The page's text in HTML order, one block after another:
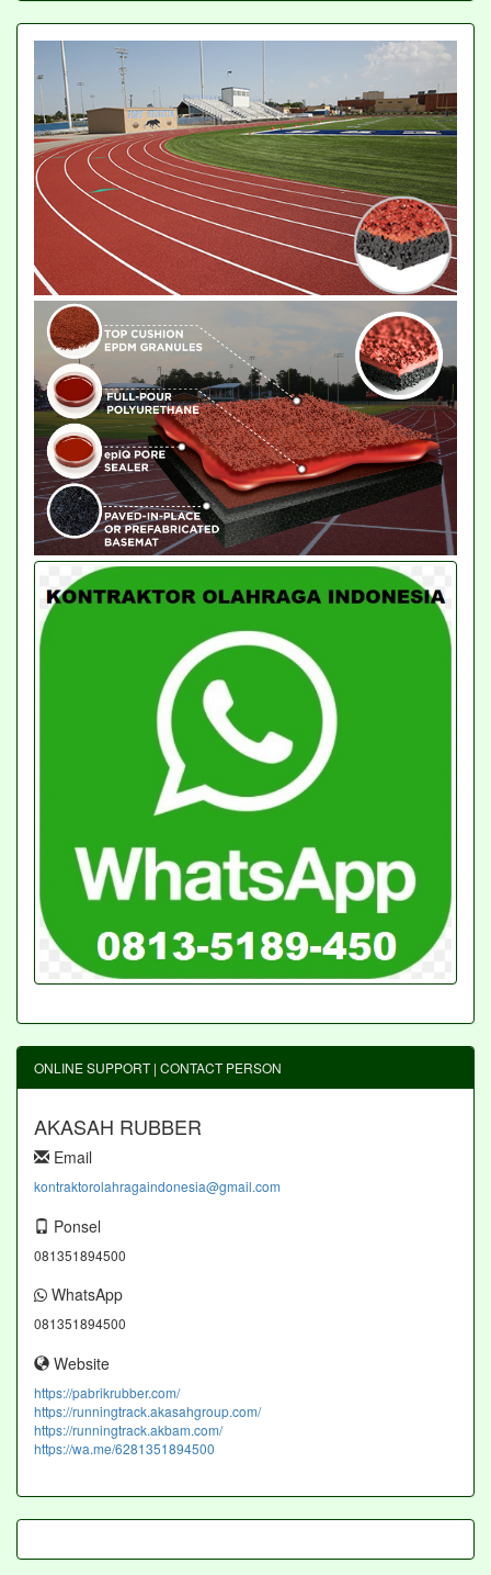
ONLINE SUPPORT | CONTACT PERSON
AKASAH RUBBER
Email
kontraktorolahragaindonesia@gmail.com
Ponsel
081351894500
WhatsApp
081351894500
Website
https://pabrikrubber.com/
https://runningtrack.akasahgroup.com/
https://runningtrack.akbam.com/
https://wa.me/6281351894500